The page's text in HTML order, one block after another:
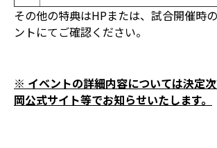
その他の特典はHPまたは、試合開催時
ントにてご確認ください。
※ イベントの詳細内容については決定
岡公式サイト等でお知らせいたします。